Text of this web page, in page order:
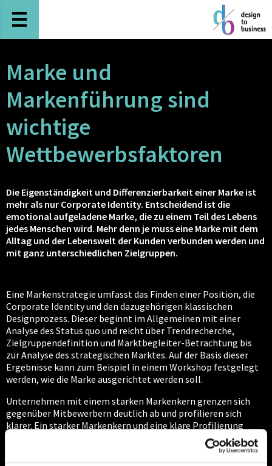
Marke und
Markenführung sind
wichtige
Wettbewerbsfaktoren
Die Eigenständigkeit und Differenzierbarkeit einer Marke ist
mehr als nur Corporate Identity. Entscheidend ist die
emotional aufgeladene Marke, die zu einem Teil des Lebens
jedes Menschen wird. Mehr denn je muss eine Marke mit dem
Alltag und der Lebenswelt der Kunden verbunden werden und
mit ganz unterschiedlichen Zielgruppen.
Eine Markenstrategie umfasst das Finden einer Position, die
Corporate Identity und den dazugehörigen klassischen
Designprozess. Dieser beginnt im Allgemeinen mit einer
Analyse des Status quo und reicht über Trendrecherche,
Zielgruppendefinition und Marktbegleiter-Betrachtung bis
zur Analyse des strategischen Marktes. Auf der Basis dieser
Ergebnisse kann zum Beispiel in einem Workshop festgelegt
werden, wie die Marke ausgerichtet werden soll.
Unternehmen mit einem starken Markenkern grenzen sich
gegenüber Mitbewerbern deutlich ab und profilieren sich
klarer. Ein starker Markenkern und eine klare Profilierung
dienen auch oft einer Identifizierung und Motivation der